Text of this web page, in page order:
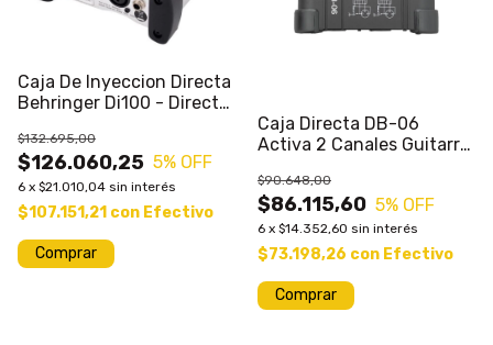
Caja De Inyeccion Directa
Behringer Di100 - Direct
$126.060,25
$132.695,00
5% OFF
6 x $21.010,04 sin interés
$107.151,21 con Efectivo
Caja Directa DB-06
Activa 2 Canales Guitarra
$86.115,60
$90.648,00
5% OFF
6 x $14.352,60 sin interés
$73.198,26 con Efectivo